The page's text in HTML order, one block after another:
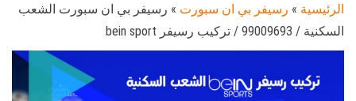
الرئيسية » رسيفر بي ان سبورت » رسيفر بي ان سبورت الشعب
السكنية / 99009693 / تركيب رسيفر bein sport